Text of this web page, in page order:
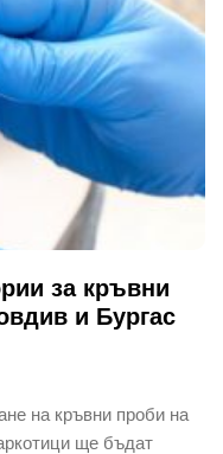
за кръвни
и Бургас
на кръвни проби на
ще бъдат